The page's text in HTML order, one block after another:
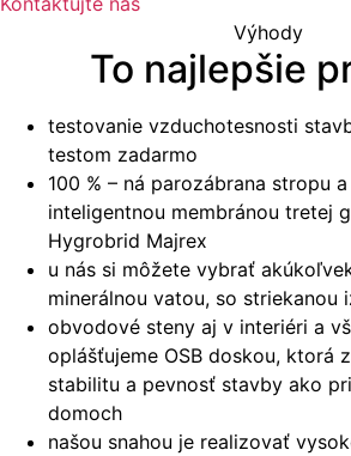
Výhody
To najlepšie
testovanie vzduchotesnosti
testom zadarmo
100 % – ná parozábrana stropu
inteligentnou membránou tretej
Hygrobrid Majrex
u nás si môžete vybrať
minerálnou vatou, so striekanou
obvodové steny aj v interiéri a
oplášťujeme OSB doskou, ktorá
stabilitu a pevnosť stavby ako
domoch
našou snahou je realizovať